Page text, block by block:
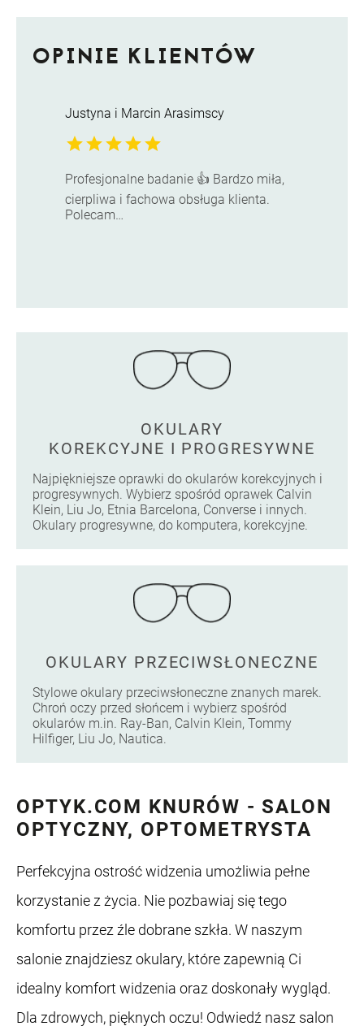
OPINIE KLIENTÓW
Justyna i Marcin Arasimscy
starstarstarstarstar
Profesjonalne badanie 👍 Bardzo miła,
cierpliwa i fachowa obsługa klienta.
Polecam…
OKULARY
KOREKCYJNE I PROGRESYWNE
Najpiękniejsze oprawki do okularów korekcyjnych i
progresywnych. Wybierz spośród oprawek Calvin
Klein, Liu Jo, Etnia Barcelona, Converse i innych.
Okulary progresywne, do komputera, korekcyjne.
OKULARY PRZECIWSŁONECZNE
Stylowe okulary przeciwsłoneczne znanych marek.
Chroń oczy przed słońcem i wybierz spośród
okularów m.in. Ray-Ban, Calvin Klein, Tommy
Hilfiger, Liu Jo, Nautica.
OPTYK.COM KNURÓW - SALON
OPTYCZNY, OPTOMETRYSTA
Perfekcyjna ostrość widzenia umożliwia pełne
korzystanie z życia. Nie pozbawiaj się tego
komfortu przez źle dobrane szkła. W naszym
salonie znajdziesz okulary, które zapewnią Ci
idealny komfort widzenia oraz doskonały wygląd.
Dla zdrowych, pięknych oczu! Odwiedź nasz salon